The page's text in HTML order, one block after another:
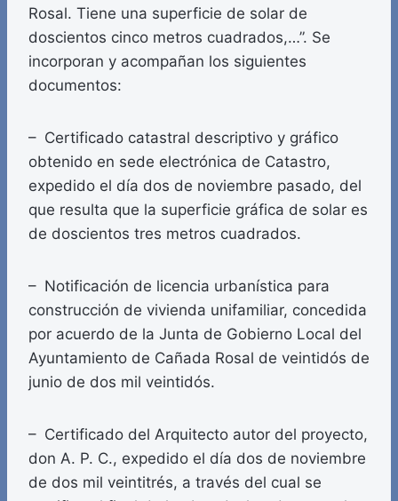
Rosal. Tiene una superficie de solar de
doscientos cinco metros cuadrados,…”. Se
incorporan y acompañan los siguientes
documentos:
– Certificado catastral descriptivo y gráfico
obtenido en sede electrónica de Catastro,
expedido el día dos de noviembre pasado, del
que resulta que la superficie gráfica de solar es
de doscientos tres metros cuadrados.
– Notificación de licencia urbanística para
construcción de vivienda unifamiliar, concedida
por acuerdo de la Junta de Gobierno Local del
Ayuntamiento de Cañada Rosal de veintidós de
junio de dos mil veintidós.
– Certificado del Arquitecto autor del proyecto,
don A. P. C., expedido el día dos de noviembre
de dos mil veintitrés, a través del cual se